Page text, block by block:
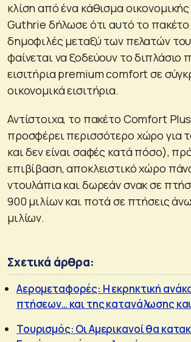
κλίση από ένα κάθισμα
Guthrie δήλωσε ότι αυτό το πακέτο
δημοφιλές μεταξύ των πελατών
φαίνεται να ξοδεύουν το διπλάσιο
εισιτήρια premium comfort σε
οικονομικά εισιτήρια.
Αντίστοιχα, το πακέτο Comfort
προσφέρει περισσότερο χώρο για
και δεν είναι σαφές κατά πόσο),
επιβίβαση, αποκλειστικό χώρο
ντουλάπια και δωρεάν σνακ σε
900 μιλίων και ποτά σε πτήσεις
μιλίων.
Σχετικά άρθρα:
Αερομεταφορές: Η εκρηκτική
πτήσεων… και της κατανάλωσης
Τουρισμός: Οι Αμερικανοί θα